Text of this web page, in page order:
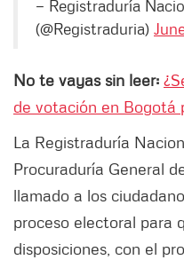
— Registraduría
(@Registraduria)
No te vayas sin leer:
de votación en Bogotá
La Registraduría
Procuraduría General
llamado a los
proceso electoral para
disposiciones, con el